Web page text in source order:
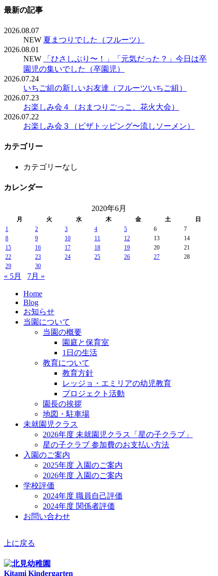
最新の記事
2026.08.07
NEW 夏まつりでした（フルーツ）
2026.08.01
NEW
「ひさしぶり〜！」「元気だった？」今日は卒
園児の集いでした（卒園児）
2026.07.24
いちご組の新しいお友達（フルーツいちご組）
2026.07.23
お楽しみ会４（おまつりごっこ、花火大会）
2026.07.22
お楽しみ会３（ピザトッピング〜流しソーメン）
カテゴリー
カテゴリーなし
カレンダー
2020年6月
月 火 水 木 金 土
日
1
2 3 4 5 6
7
8
9 10 11 12 13
14
15
16 17 18 19 20
21
22
23 24 25 26 27
28
29
30
« 5月 7月 »
Home
Blog
お知らせ
当園について
当園の概要
園庭と保育室
1日の生活
教育について
教育方針
レッジョ・エミリアの幼児教育
プロジェクト活動
園長の挨拶
地図・駐車場
未就園児クラス
2026年度 未就園児クラス「星の子クラブ」
星の子クラブ 参加費のお支払い方法
入園のご案内
2025年度 入園のご案内
2026年度 入園のご案内
学校評価
2024年度 職員自己評価
2024年度 関係者評価
お問い合わせ
上に戻る
Kitami Kindergarten